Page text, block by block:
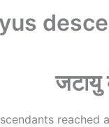
जटायु
reached